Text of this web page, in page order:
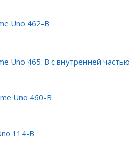
Uno 462-B
Uno 465-B с внутренней частью
Uno 460-B
114-B